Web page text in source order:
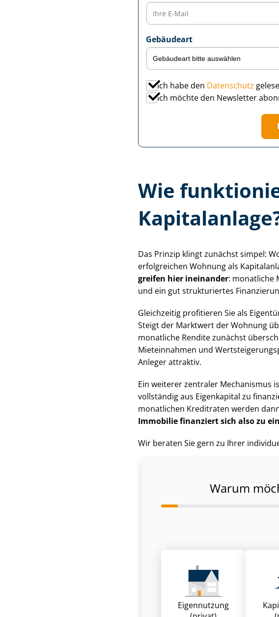
Gebäudeart
Ich habe den Datenschutz
Ich möchte den Newsletter
Wie
Das Prinzip klingt zunächst simpel:
erfolgreichen Wohnung als
greifen hier ineinander: monatliche
und ein gut strukturiertes
Gleichzeitig profitieren Sie als
Steigt der Marktwert der Wohnung
monatliche Rendite zunächst
Mieteinnahmen und
Anleger attraktiv.
Ein weiterer zentraler Mechanismus
vollständig aus Eigenkapital zu
monatlichen Kreditraten werden
Immobilie finanziert sich also zu
Wir beraten Sie gern zu Ihrer
Warum
Eigennutzung